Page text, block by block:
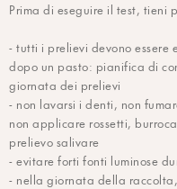
Prima di eseguire il test, tieni
- tutti i prelievi devono essere
dopo un pasto: pianifica di
giornata dei prelievi
- non lavarsi i denti, non
non applicare rossetti,
prelievo salivare
- evitare forti fonti luminose
- nella giornata della